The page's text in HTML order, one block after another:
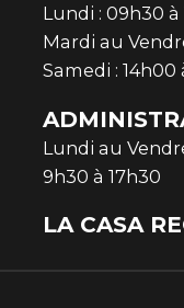
Lundi : 09h30 à
Mardi au
Samedi : 14h00
Lundi au
9h30 à 17h30
LA CASA